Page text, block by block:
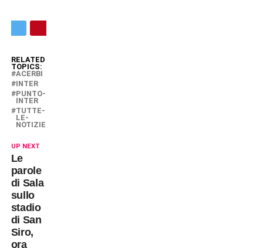
RELATED
TOPICS:
ACERBI
INTER
PUNTO-
INTER
TUTTE-
LE-
NOTIZIE
UP NEXT
Le
parole
di Sala
sullo
stadio
di San
Siro,
ora